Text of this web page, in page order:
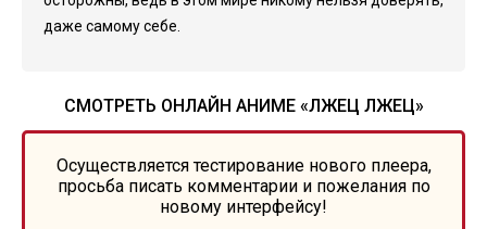
даже самому себе.
СМОТРЕТЬ ОНЛАЙН АНИМЕ «ЛЖЕЦ ЛЖЕЦ»
Осуществляется тестирование нового плеера,
просьба писать комментарии и пожелания по
новому интерфейсу!